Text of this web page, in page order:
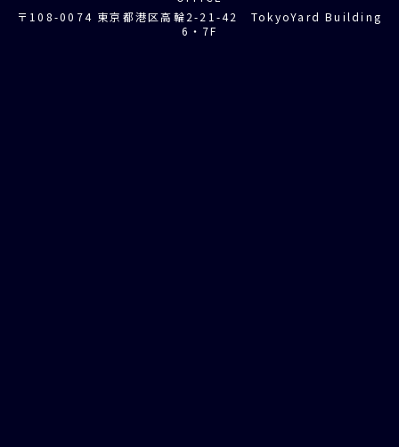
〒108-0074 東京都港区高輪2-21-42 TokyoYard Building
6・7F